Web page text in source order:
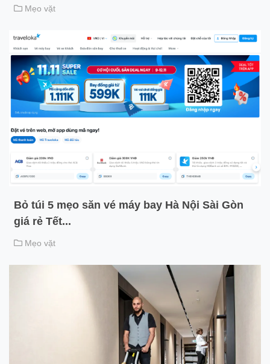
Mẹo vặt
Bỏ túi 5 mẹo săn vé máy bay Hà Nội Sài Gòn
giá rẻ Tết...
Mẹo vặt